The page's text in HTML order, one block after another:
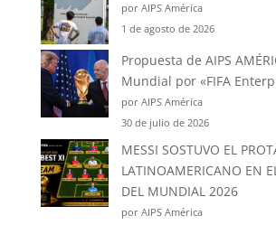
por AIPS América
1 de agosto de 2026
Propuesta de AIPS
Mundial por «FIFA
por AIPS América
30 de julio de 2026
MESSI SOSTUVO EL
LATINOAMERICANO EN
DEL MUNDIAL 2026
por AIPS América